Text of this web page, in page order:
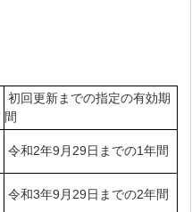
初回更新までの指定の有効期
間
令和2年9月29日までの1年間
令和3年9月29日までの2年間